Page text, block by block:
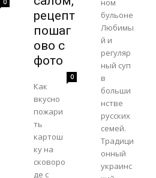
0
рецепт
пошаг
ово с
фото
0
Как
вкусно
пожари
ть
картош
ку на
сковоро
де с
ном
бульоне
Любимы
й и
регуляр
ный суп
в
больши
нстве
русских
семей.
Традици
онный
украинс